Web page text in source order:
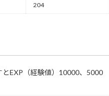
204
EXP（経験値）10000、5000